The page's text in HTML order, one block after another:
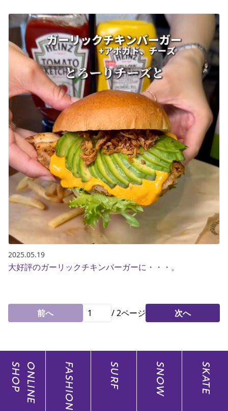
2025.05.19
大好評のガーリックチキンバーガーに・・・。
前へ /2ページ 次へ
ONLINE
SHOP FASHION SURF SNOW SKATE